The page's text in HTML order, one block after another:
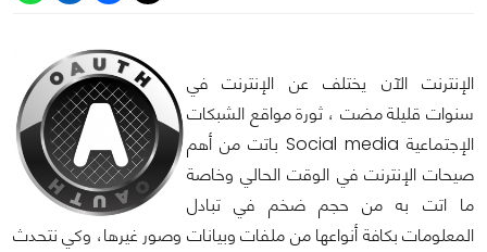
الإنترنت الآن يختلف عن الإنترنت في
سنوات قليلة مضت ، ثورة مواقع الشبكات
الإجتماعية Social media باتت من أهم
صيحات الإنترنت في الوقت الحالي وخاصة
ما اتت به من حجم ضخم في تبادل
المعلومات بكافة أنواعها من ملفات وبيانات وصور غيرها، وكي نتحدث